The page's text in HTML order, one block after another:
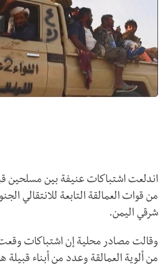
اندلعت اشتباكات عنيفة بين مسلحين
من قوات العمالقة التابعة للانتقالي
شرقي اليمن.
وقالت مصادر محلية إن اشتباكات
من ألوية العمالقة وعدد من أبناء